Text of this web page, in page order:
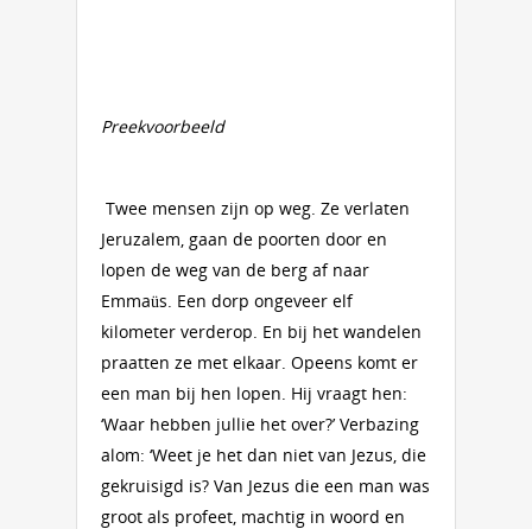
Preekvoorbeeld
Twee mensen zijn op weg. Ze verlaten
Jeruzalem, gaan de poorten door en
lopen de weg van de berg af naar
Emmaüs. Een dorp ongeveer elf
kilometer verderop. En bij het wandelen
praatten ze met elkaar. Opeens komt er
een man bij hen lopen. Hij vraagt hen:
‘Waar hebben jullie het over?’ Verbazing
alom: ‘Weet je het dan niet van Jezus, die
gekruisigd is? Van Jezus die een man was
groot als profeet, machtig in woord en